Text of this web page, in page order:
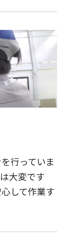
行っていま
大変です
して作業す